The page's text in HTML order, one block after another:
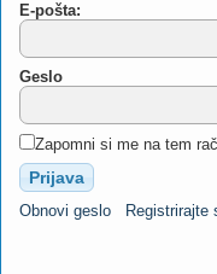
E-pošta:
Geslo
Zapomni si me na tem
Obnovi geslo Registrirajte